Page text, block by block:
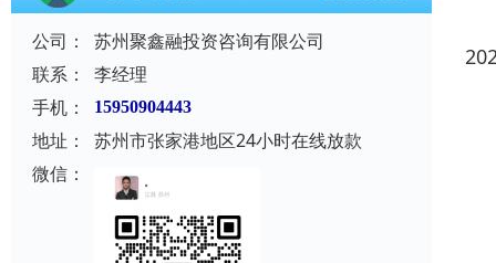
公司：
苏州聚鑫融投资咨询有限公司
联系：
李经理
手机：
15950904443
地址：
苏州市张家港地区24小时在线放款
微信：